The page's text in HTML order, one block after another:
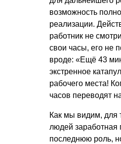
возможность
реализации.
работник не
свои часы, его не
вроде: «Ещё 43
экстренное
рабочего места!
часов переводят
Как мы видим, для
людей заработная
последнюю роль,